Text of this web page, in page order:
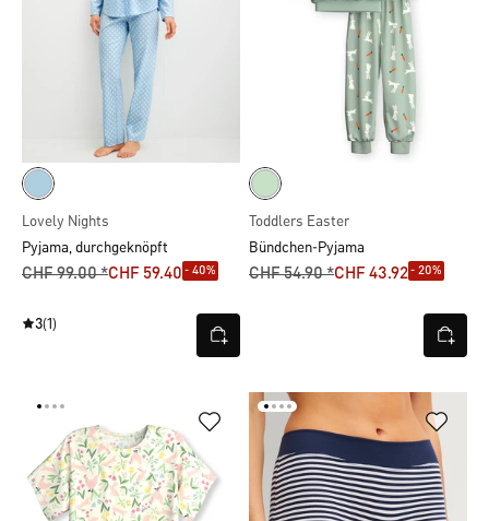
Lovely Nights
Pyjama, durchgeknöpft
CHF 99.00 *CHF 59.40 - 40%
3(1)
Toddlers Easter
Bündchen-Pyjama
CHF 54.90 *CHF 43.92- 20%